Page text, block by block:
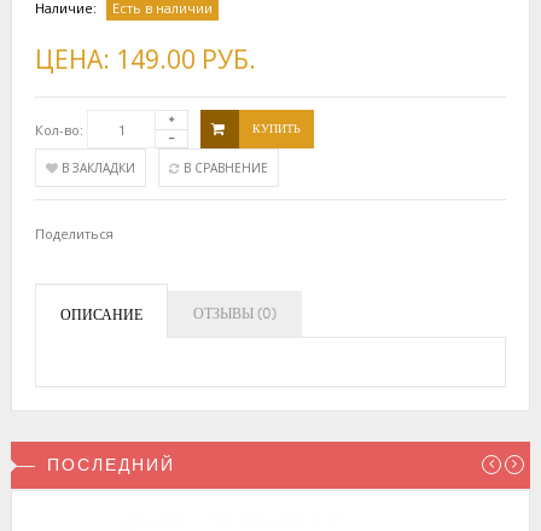
Наличие:
Есть в наличии
ЦЕНА: 149.00 РУБ.
Кол-во: КУПИТЬ
В ЗАКЛАДКИ В СРАВНЕНИЕ
Поделиться
ОПИСАНИЕ ОТЗЫВЫ (0)
ПОСЛЕДНИЙ